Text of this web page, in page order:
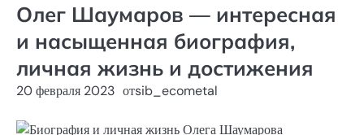
Олег Шаумаров — интересная
и насыщенная биография,
личная жизнь и достижения
20 февраля 2023 отsib_ecometal